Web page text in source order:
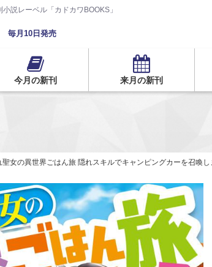
説レーベル「カドカワBOOKS」
毎月10日発売
今月の新刊 来月の新刊
聖女の異世界ごはん旅 隠れスキルでキャンピングカーを召喚し